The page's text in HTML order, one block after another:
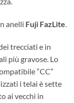
anelli Fuji FazLite.
trecciati e in
più gravose. Lo
“CC”
i telai è sette
ai vecchi in